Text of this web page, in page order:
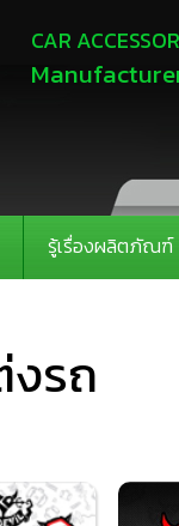
CAR
รู้เรื่องผลิตภัณฑ์
รถ